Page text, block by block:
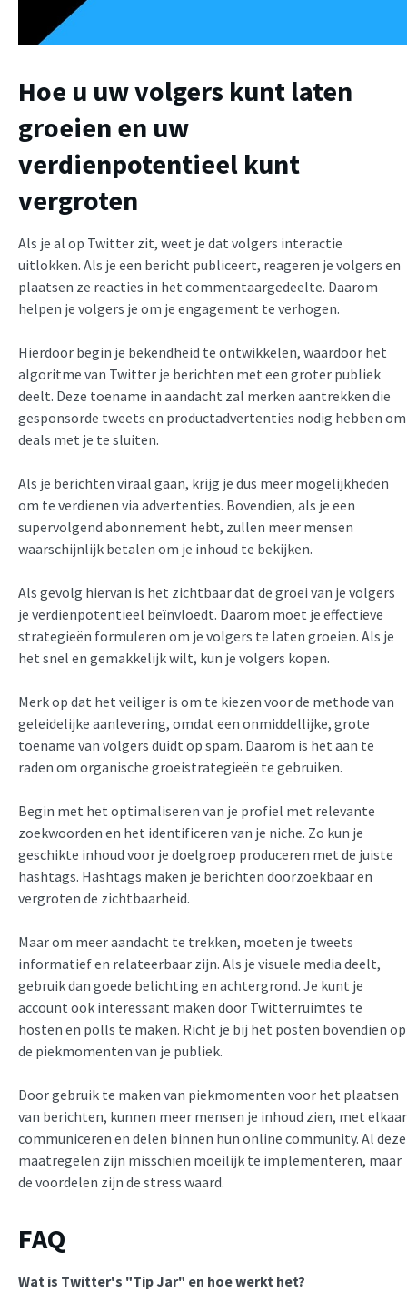
Hoe u uw volgers kunt laten
groeien en uw
verdienpotentieel kunt
vergroten
Als je al op Twitter zit, weet je dat volgers interactie
uitlokken. Als je een bericht publiceert, reageren je volgers en
plaatsen ze reacties in het commentaargedeelte. Daarom
helpen je volgers je om je engagement te verhogen.
Hierdoor begin je bekendheid te ontwikkelen, waardoor het
algoritme van Twitter je berichten met een groter publiek
deelt. Deze toename in aandacht zal merken aantrekken die
gesponsorde tweets en productadvertenties nodig hebben om
deals met je te sluiten.
Als je berichten viraal gaan, krijg je dus meer mogelijkheden
om te verdienen via advertenties. Bovendien, als je een
supervolgend abonnement hebt, zullen meer mensen
waarschijnlijk betalen om je inhoud te bekijken.
Als gevolg hiervan is het zichtbaar dat de groei van je volgers
je verdienpotentieel beïnvloedt. Daarom moet je effectieve
strategieën formuleren om je volgers te laten groeien. Als je
het snel en gemakkelijk wilt, kun je volgers kopen.
Merk op dat het veiliger is om te kiezen voor de methode van
geleidelijke aanlevering, omdat een onmiddellijke, grote
toename van volgers duidt op spam. Daarom is het aan te
raden om organische groeistrategieën te gebruiken.
Begin met het optimaliseren van je profiel met relevante
zoekwoorden en het identificeren van je niche. Zo kun je
geschikte inhoud voor je doelgroep produceren met de juiste
hashtags. Hashtags maken je berichten doorzoekbaar en
vergroten de zichtbaarheid.
Maar om meer aandacht te trekken, moeten je tweets
informatief en relateerbaar zijn. Als je visuele media deelt,
gebruik dan goede belichting en achtergrond. Je kunt je
account ook interessant maken door Twitterruimtes te
hosten en polls te maken. Richt je bij het posten bovendien op
de piekmomenten van je publiek.
Door gebruik te maken van piekmomenten voor het plaatsen
van berichten, kunnen meer mensen je inhoud zien, met elkaar
communiceren en delen binnen hun online community. Al deze
maatregelen zijn misschien moeilijk te implementeren, maar
de voordelen zijn de stress waard.
FAQ
Wat is Twitter's "Tip Jar" en hoe werkt het?